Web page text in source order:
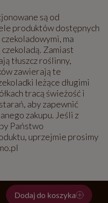
są od
produktów dostępnych
ma
Zamiast
tłuszcz roślinny,
zawierają te
leżące długimi
tracą świeżość i
aby zapewnić
zakupu. Jeśli z
Państwo
uprzejmie prosimy
Dodaj do koszyka